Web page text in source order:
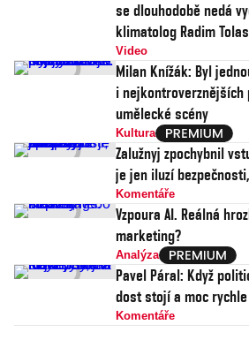
se dlouhodobě nedá
klimatolog Radim
Video
Milan Knížák: Byl
i nejkontroverznějších
umělecké scény
Kultura
Zalužnyj zpochybnil
je jen iluzí
Komentáře
Vzpoura AI. Reálná
marketing?
Analýza
Pavel Páral: Když
dost stojí a moc
Komentáře